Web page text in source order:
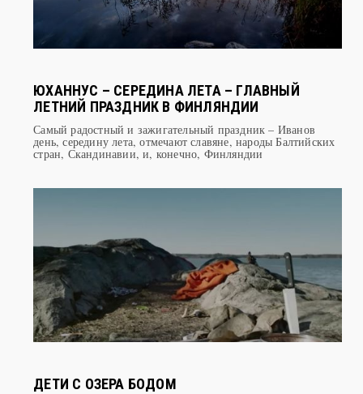
ЮХАННУС – СЕРЕДИНА ЛЕТА – ГЛАВНЫЙ
ЛЕТНИЙ ПРАЗДНИК В ФИНЛЯНДИИ
Самый радостный и зажигательный праздник – Иванов
день, середину лета, отмечают славяне, народы Балтийских